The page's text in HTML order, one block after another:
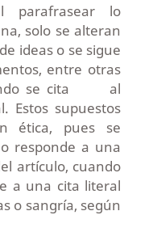
parafrasear lo
solo se alteran
ideas o se sigue
entre otras
se cita al
Estos supuestos
ética, pues se
responde a una
artículo, cuando
a una cita literal
o sangría, según